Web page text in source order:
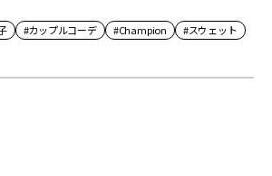
#カップルコーデ #Champion
#スウェット